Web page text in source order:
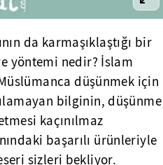
da karmaşıklaştığı bir
yöntemi nedir? İslam
düşünmek için
bilginin, düşünme
kaçınılmaz
başarılı ürünleriyle
sizleri bekliyor.